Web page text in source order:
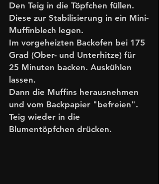
Den Teig in die Töpfchen füllen.
Diese zur Stabilisierung in ein Mini-
Muffinblech legen.
Im vorgeheizten Backofen bei 175
Grad (Ober- und Unterhitze) für
25 Minuten backen. Auskühlen
lassen.
Dann die Muffins herausnehmen
und vom Backpapier "befreien".
Teig wieder in die
Blumentöpfchen drücken.